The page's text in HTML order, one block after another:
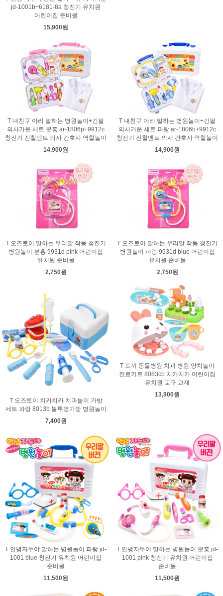
jd-1001b+6181-8a 청진기 유치원
어린이집 준비물
15,900원
T 내친구 아리 말하는 병원놀이+긴팔
의사가운 세트 분홍 ar-1806p+9912c
청진기 진찰멘트 의사 간호사 역할놀이
14,900원
T 내친구 아리 말하는 병원놀이+긴팔
의사가운 세트 파랑 ar-1806b+9912c
청진기 진찰멘트 의사 간호사 역할놀이
14,900원
T 오즈토이 말하는 우리말 작동 청진기
병원놀이 분홍 9931d pink 어린이집
유치원 준비물
2,750원
T 오즈토이 말하는 우리말 작동 청진기
병원놀이 파랑 9931d blue 어린이집
유치원 준비물
2,750원
T 오즈토이 치카치카 치과놀이 가방
세트 파랑 8013b 불투명가방 병원놀이
7,400원
T 토끼 동물병원 치과 병원 양치놀이
진료키트 8083cb 치카치카 어린이집
유치원 교구 교재
13,900원
T 안녕자두야 말하는 병원놀이 파랑 jd-
1001 blue 청진기 유치원 어린이집
준비물
11,500원
T 안녕자두야 말하는 병원놀이 분홍 jd-
1001 pink 청진기 유치원 어린이집
준비물
11,500원